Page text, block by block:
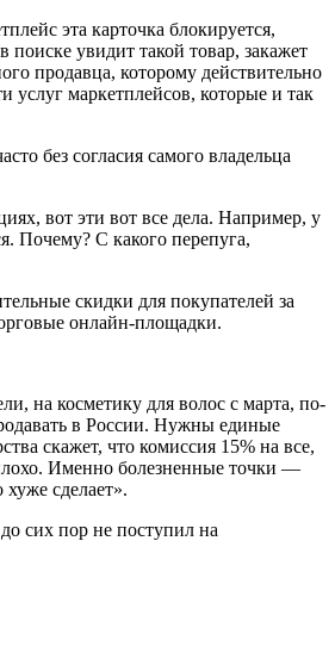
эта карточка блокируется,
увидит такой товар, закажет
продавца, которому действительно
услуг маркетплейсов, которые и так
без согласия самого владельца
вот эти вот все дела. Например, у
Почему? С какого перепуга,
скидки для покупателей за
онлайн-площадки.
на косметику для волос с марта, по-
в России. Нужны единые
скажет, что комиссия 15% на все,
Именно болезненные точки —
сделает».
сих пор не поступил на